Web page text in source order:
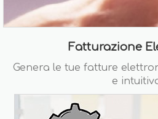
Fatturazione
Genera le tue fatture
e